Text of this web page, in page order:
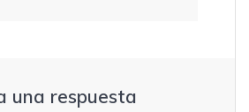
una respuesta